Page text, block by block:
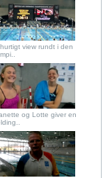
view rundt i den
og Lotte giver en